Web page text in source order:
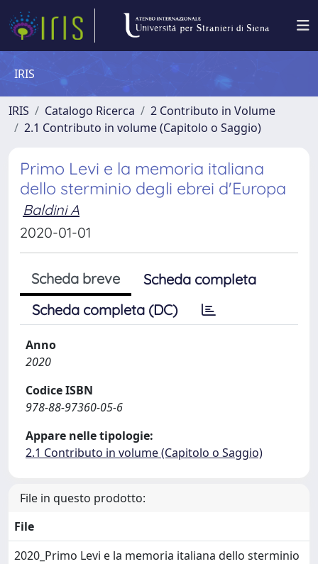
IRIS
IRIS Catalogo Ricerca
2 Contributo in Volume
2.1 Contributo in volume (Capitolo o Saggio)
Primo Levi e la memoria italiana
dello sterminio degli ebrei d'Europa
Baldini A
2020-01-01
Scheda breve
Scheda completa
Scheda completa (DC)
Anno
2020
Codice ISBN
978-88-97360-05-6
Appare nelle tipologie:
2.1 Contributo in volume (Capitolo o Saggio)
File in questo prodotto:
File
2020_Primo Levi e la memoria italiana dello sterminio